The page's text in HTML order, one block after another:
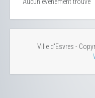
Aucun évènement trouvé
Ville d'Esvres -